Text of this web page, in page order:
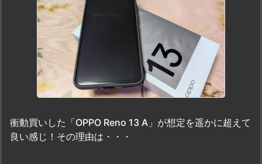
衝動買いした「OPPO Reno 13 A」が想定を遥かに超えて
良い感じ！その理由は・・・